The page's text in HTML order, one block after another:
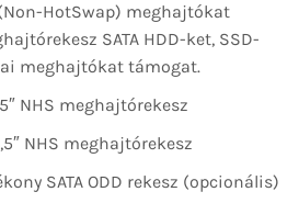
HotSwap) meghajtókat
SATA HDD-ket, SSD-
meghajtókat támogat.
NHS meghajtórekesz
NHS meghajtórekesz
SATA ODD rekesz (opcionális)